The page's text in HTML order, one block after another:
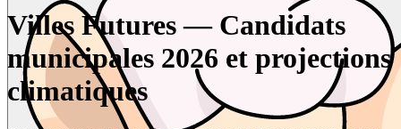
Villes Futures — Candidats
municipales 2026 et projections
climatiques